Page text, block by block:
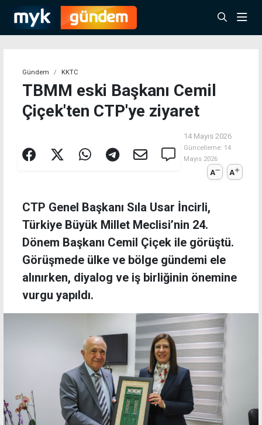
Gündem KKTC
TBMM eski Başkanı Cemil
Çiçek'ten CTP'ye ziyaret
14 Mayıs 2026
Güncelleme: 14
Mayıs 2026
A A
CTP Genel Başkanı Sıla Usar İncirli,
Türkiye Büyük Millet Meclisi’nin 24.
Dönem Başkanı Cemil Çiçek ile görüştü.
Görüşmede ülke ve bölge gündemi ele
alınırken, diyalog ve iş birliğinin önemine
vurgu yapıldı.